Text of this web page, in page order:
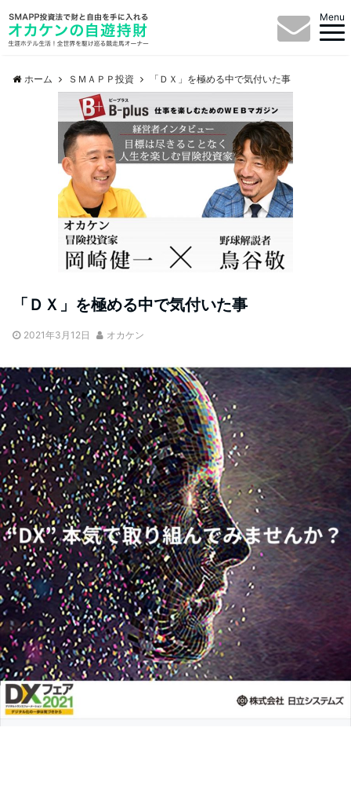
Menu
ホーム ＳＭＡＰＰ投資 「ＤＸ」を極める中で気付いた事
「ＤＸ」を極める中で気付いた事
2021年3月12日 オカケン